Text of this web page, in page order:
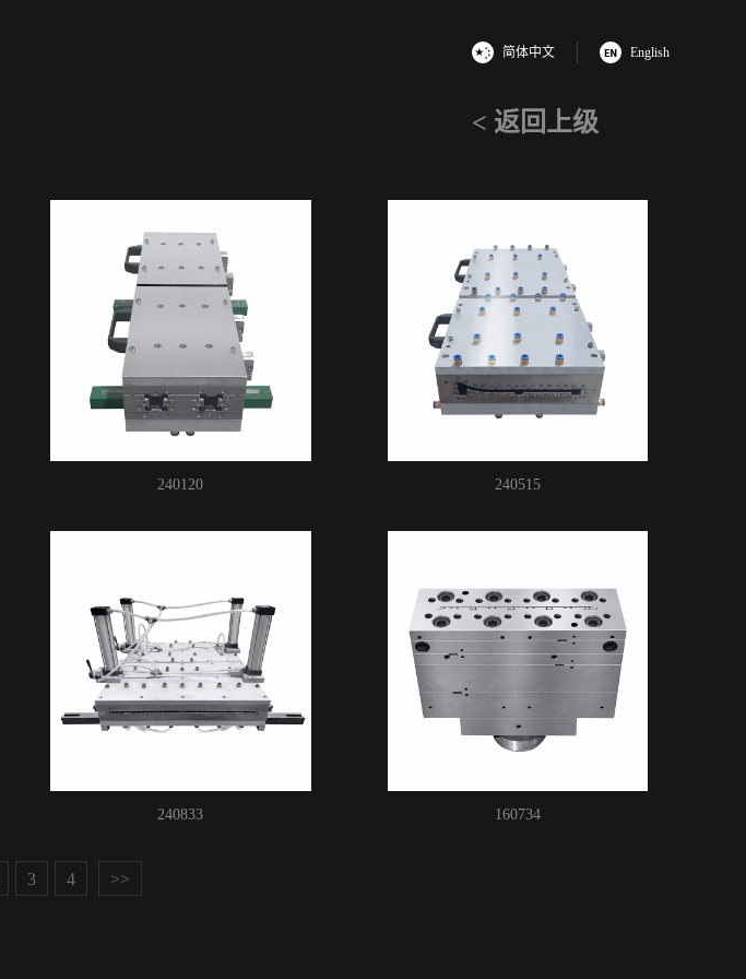
简体中文 English
< 返回上级
240120 240515
240833 160734
3 4 >>